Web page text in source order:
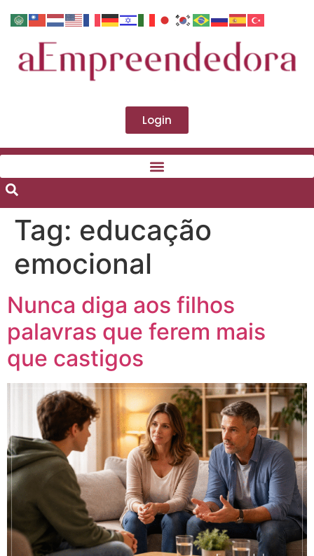
Login
Tag: educação
emocional
Nunca diga aos filhos
palavras que ferem mais
que castigos